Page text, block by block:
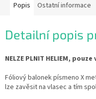
Popis Ostatní informace
Detailní popis
NELZE PLNIT HELIEM,
Fóliový balonek písmeno X
lze zavěsit na vlasec a tím